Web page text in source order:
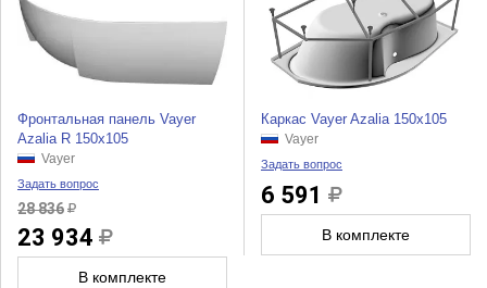
Фронтальная панель Vayer
Azalia R 150x105
Vayer
Задать вопрос
28 836
23 934
В комплекте
Каркас Vayer Azalia 150x105
Vayer
Задать вопрос
6 591
В комплекте